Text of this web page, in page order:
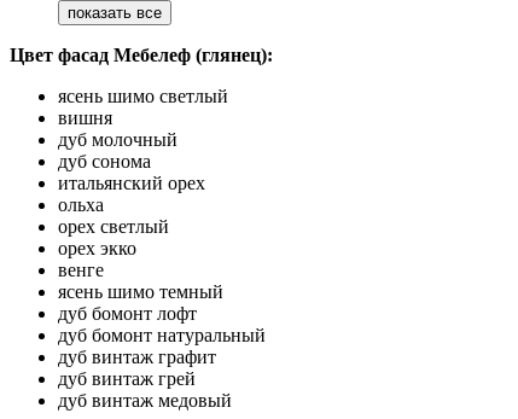
показать все
Цвет фасад Мебелеф (глянец):
ясень шимо светлый
вишня
дуб молочный
дуб сонома
итальянский орех
ольха
орех светлый
орех экко
венге
ясень шимо темный
дуб бомонт лофт
дуб бомонт натуральный
дуб винтаж графит
дуб винтаж грей
дуб винтаж медовый